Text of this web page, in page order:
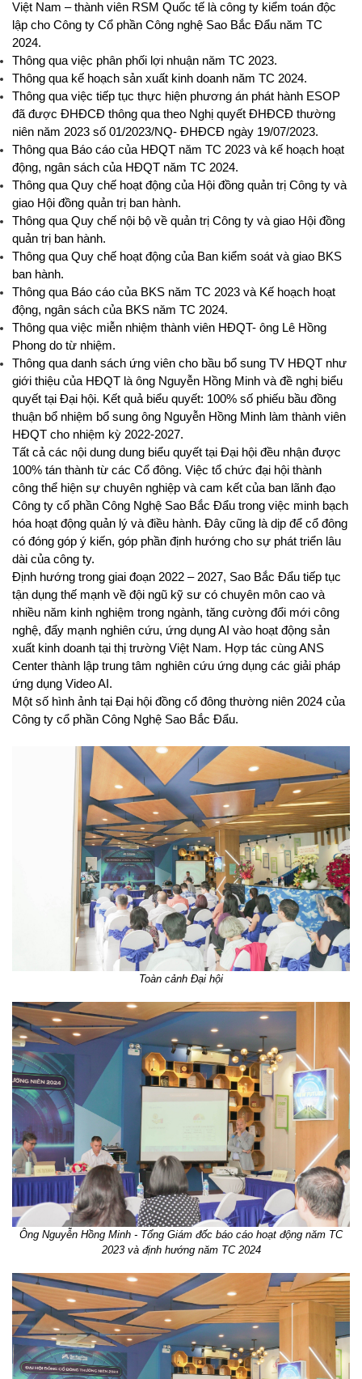
Việt Nam – thành viên RSM Quốc tế là công ty kiểm toán độc
lập cho Công ty Cổ phần Công nghệ Sao Bắc Đẩu năm TC
2024.
Thông qua việc phân phối lợi nhuận năm TC 2023.
Thông qua kế hoạch sản xuất kinh doanh năm TC 2024.
Thông qua việc tiếp tục thực hiện phương án phát hành ESOP
đã được ĐHĐCĐ thông qua theo Nghị quyết ĐHĐCĐ thường
niên năm 2023 số 01/2023/NQ- ĐHĐCĐ ngày 19/07/2023.
Thông qua Báo cáo của HĐQT năm TC 2023 và kế hoạch hoạt
động, ngân sách của HĐQT năm TC 2024.
Thông qua Quy chế hoạt động của Hội đồng quản trị Công ty và
giao Hội đồng quản trị ban hành.
Thông qua Quy chế nội bộ về quản trị Công ty và giao Hội đồng
quản trị ban hành.
Thông qua Quy chế hoạt động của Ban kiểm soát và giao BKS
ban hành.
Thông qua Báo cáo của BKS năm TC 2023 và Kế hoạch hoạt
động, ngân sách của BKS năm TC 2024.
Thông qua việc miễn nhiệm thành viên HĐQT- ông Lê Hồng
Phong do từ nhiệm.
Thông qua danh sách ứng viên cho bầu bổ sung TV HĐQT như
giới thiệu của HĐQT là ông Nguyễn Hồng Minh và đề nghị biểu
quyết tại Đại hội. Kết quả biểu quyết: 100% số phiếu bầu đồng
thuận bổ nhiệm bổ sung ông Nguyễn Hồng Minh làm thành viên
HĐQT cho nhiệm kỳ 2022-2027.
Tất cả các nội dung dung biểu quyết tại Đại hội đều nhận được
100% tán thành từ các Cổ đông. Việc tổ chức đại hội thành
công thể hiện sự chuyên nghiệp và cam kết của ban lãnh đạo
Công ty cổ phần Công Nghệ Sao Bắc Đẩu trong việc minh bạch
hóa hoạt động quản lý và điều hành. Đây cũng là dịp để cổ đông
có đóng góp ý kiến, góp phần định hướng cho sự phát triển lâu
dài của công ty.
Định hướng trong giai đoạn 2022 – 2027, Sao Bắc Đẩu tiếp tục
tận dụng thế mạnh về đội ngũ kỹ sư có chuyên môn cao và
nhiều năm kinh nghiệm trong ngành, tăng cường đổi mới công
nghệ, đẩy mạnh nghiên cứu, ứng dụng AI vào hoạt động sản
xuất kinh doanh tại thị trường Việt Nam. Hợp tác cùng ANS
Center thành lập trung tâm nghiên cứu ứng dụng các giải pháp
ứng dụng Video AI.
Một số hình ảnh tại Đại hội đồng cổ đông thường niên 2024 của
Công ty cổ phần Công Nghệ Sao Bắc Đẩu.
Toàn cảnh Đại hội
Ông Nguyễn Hồng Minh - Tổng Giám đốc báo cáo hoạt động năm TC
2023 và định hướng năm TC 2024